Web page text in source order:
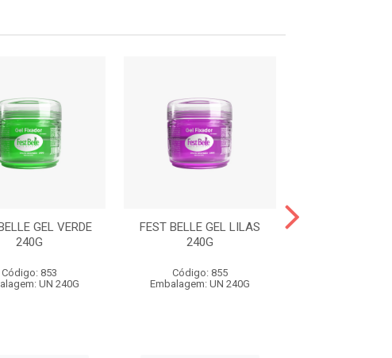
GEL VERDE
240G
Código: 853
UN 240G
FEST BELLE GEL LILAS
240G
Código: 855
Embalagem: UN 240G